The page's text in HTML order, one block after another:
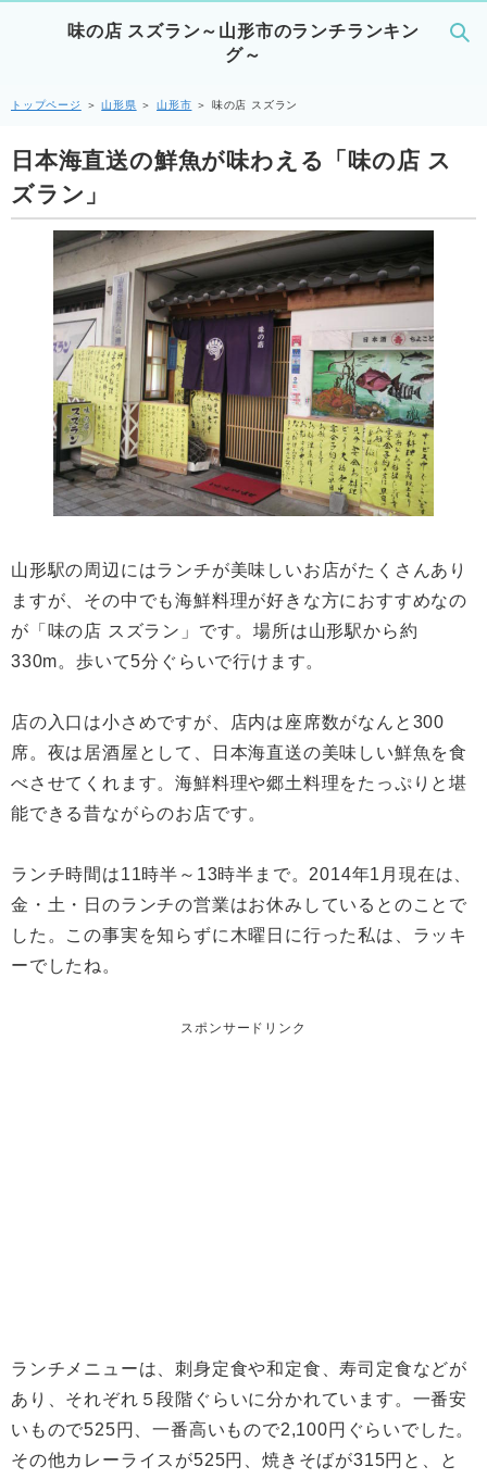
味の店 スズラン～山形市のランチランキン
グ～
トップページ ＞山形県 ＞山形市 ＞ 味の店 スズラン
日本海直送の鮮魚が味わえる「味の店 ス
ズラン」
山形駅の周辺にはランチが美味しいお店がたくさんあり
ますが、その中でも海鮮料理が好きな方におすすめなの
が「味の店 スズラン」です。場所は山形駅から約
330m。歩いて5分ぐらいで行けます。
店の入口は小さめですが、店内は座席数がなんと300
席。夜は居酒屋として、日本海直送の美味しい鮮魚を食
べさせてくれます。海鮮料理や郷土料理をたっぷりと堪
能できる昔ながらのお店です。
ランチ時間は11時半～13時半まで。2014年1月現在は、
金・土・日のランチの営業はお休みしているとのことで
した。この事実を知らずに木曜日に行った私は、ラッキ
ーでしたね。
スポンサードリンク
ランチメニューは、刺身定食や和定食、寿司定食などが
あり、それぞれ５段階ぐらいに分かれています。一番安
いもので525円、一番高いもので2,100円ぐらいでした。
その他カレーライスが525円、焼きそばが315円と、と